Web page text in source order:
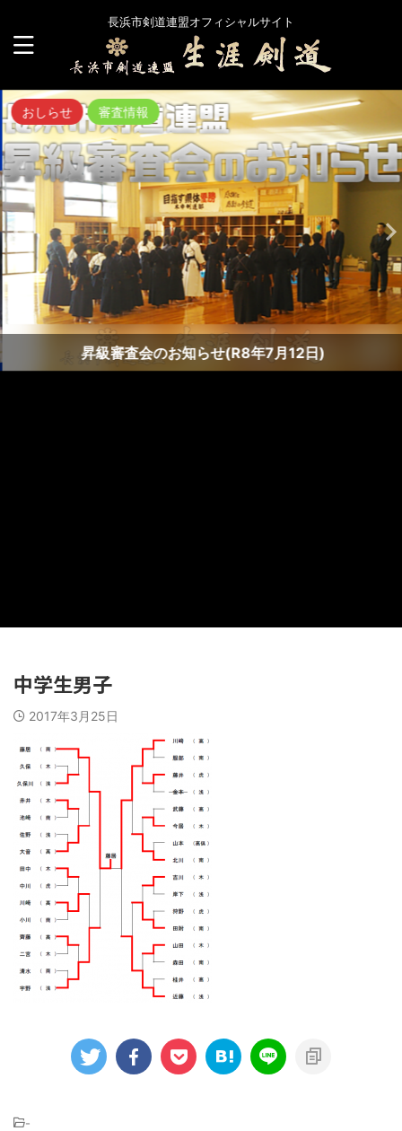
長浜市剣道連盟オフィシャルサイト
おしらせ 審査情報
昇級審査会のお知らせ(R8年7月12日)
中学生男子
2017年3月25日
-